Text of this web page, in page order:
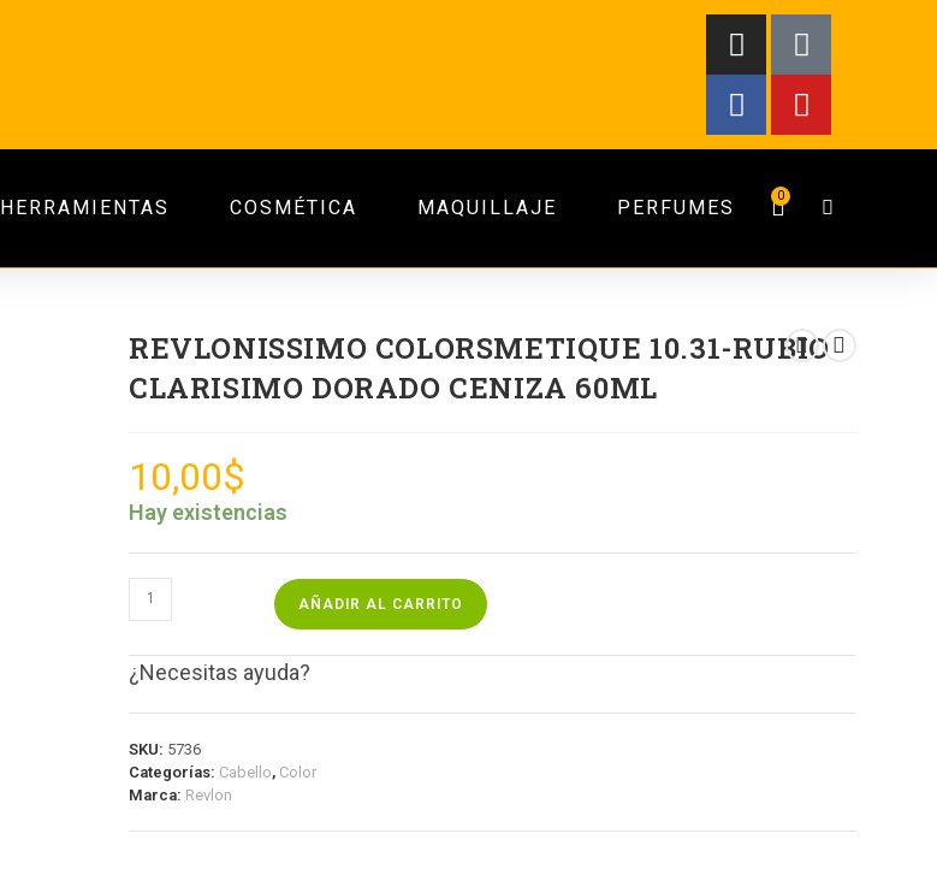
HERRAMIENTAS COSMÉTICA MAQUILLAJE PERFUMES 0
REVLONISSIMO COLORSMETIQUE 10.31-RUBIO
CLARISIMO DORADO CENIZA 60ML
10,00$
Hay existencias
AÑADIR AL CARRITO
¿Necesitas ayuda?
SKU: 5736
Categorías: Cabello, Color
Marca: Revlon